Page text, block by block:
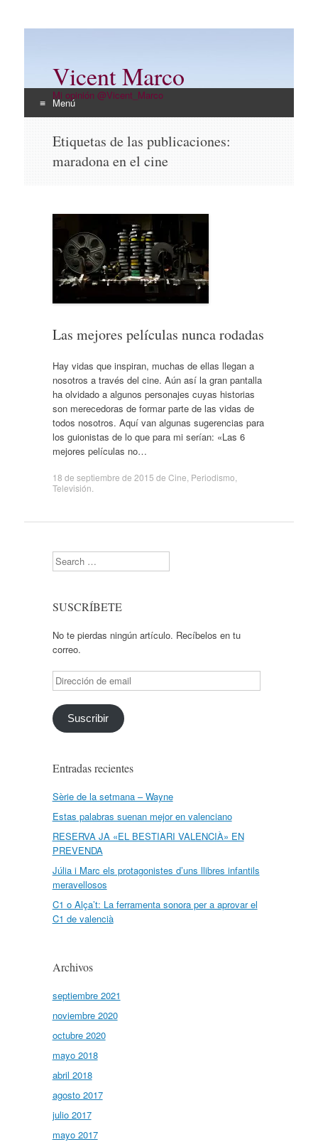
Vicent Marco
Mi opinión @Vicent_Marco
Menú
contenido
Etiquetas de las publicaciones:
maradona en el cine
Las mejores películas nunca rodadas
Hay vidas que inspiran, muchas de ellas llegan a
nosotros a través del cine. Aún así la gran pantalla
ha olvidado a algunos personajes cuyas historias
son merecedoras de formar parte de las vidas de
todos nosotros. Aquí van algunas sugerencias para
los guionistas de lo que para mi serían: «Las 6
mejores películas no…
18 de septiembre de 2015 de Cine Periodismo
Televisión
Search
SUSCRÍBETE
No te pierdas ningún artículo. Recíbelos en tu
correo.
Dirección
de
email
Suscribir
Entradas recientes
Sèrie de la setmana – Wayne
Estas palabras suenan mejor en valenciano
RESERVA JA «EL BESTIARI VALENCIÀ» EN
PREVENDA
Júlia i Marc els protagonistes d’uns llibres infantils
meravellosos
C1 o Alça’t: La ferramenta sonora per a aprovar el
C1 de valencià
Archivos
septiembre 2021
noviembre 2020
octubre 2020
mayo 2018
abril 2018
agosto 2017
julio 2017
mayo 2017